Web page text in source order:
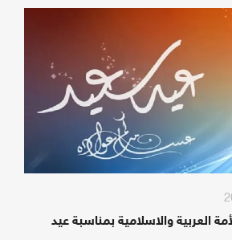
العربية والاسلامية بمناسبة عيد